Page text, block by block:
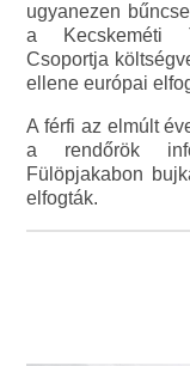
ugyanezen
a Kecskeméti
Csoportja
ellene európai
A férfi az elmúlt
a rendőrök
Fülöpjakabon
elfogták.